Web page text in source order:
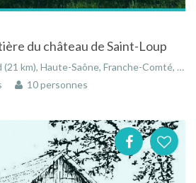
du château de Saint-Loup
Saône, Franche-Comté, Bourgogne-Franche-Comté, France
10 personnes